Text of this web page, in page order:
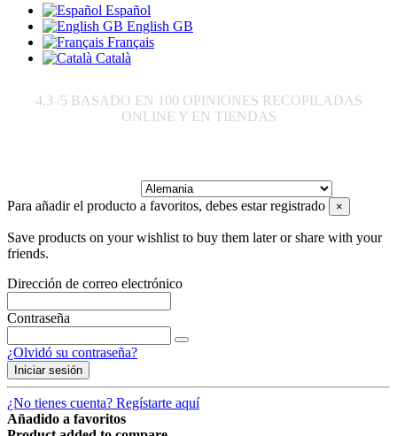
Español
English GB
Français
Català
4.3 /5 BASADO EN 100 OPINIONES RECOPILADAS
ONLINE Y EN TIENDAS
Para añadir el producto a favoritos, debes estar registrado ×
Save products on your wishlist to buy them later or share with your
friends.
Dirección de correo electrónico
Contraseña
¿Olvidó su contraseña?
Iniciar sesión
¿No tienes cuenta? Regístarte aquí
Añadido a favoritos